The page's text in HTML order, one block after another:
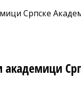
Српске